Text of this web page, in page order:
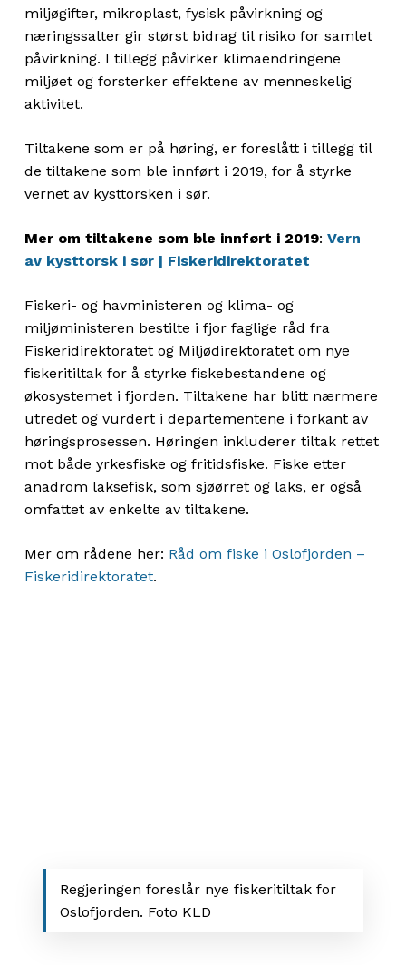
Fiskeforbud alene er likevel ikke nok for å
sikre bærekraftige bestander av torsk og andre
torskefisk. Skal Oslofjorden bli frisk igjen, må
alle de 63 tiltakene i Helhetlig tiltaksplan for
Oslofjorden gjennomføres. Det er avgjørende at
regjeringen tar ansvar gjennom å innføre de
nødvendige reguleringene.
Vennlig hilsen,
miljøgifter, mikroplast, fysisk påvirkning og
næringssalter gir størst bidrag til risiko for samlet
påvirkning. I tillegg påvirker klimaendringene
miljøet og forsterker effektene av menneskelig
aktivitet.
Tiltakene som er på høring, er foreslått i tillegg til
de tiltakene som ble innført i 2019, for å styrke
vernet av kysttorsken i sør.
Mer om tiltakene som ble innført i 2019: Vern
av kysttorsk i sør | Fiskeridirektoratet
Fiskeri- og havministeren og klima- og
miljøministeren bestilte i fjor faglige råd fra
Fiskeridirektoratet og Miljødirektoratet om nye
fiskeritiltak for å styrke fiskebestandene og
økosystemet i fjorden. Tiltakene har blitt nærmere
utredet og vurdert i departementene i forkant av
høringsprosessen. Høringen inkluderer tiltak rettet
mot både yrkesfiske og fritidsfiske. Fiske etter
anadrom laksefisk, som sjøørret og laks, er også
omfattet av enkelte av tiltakene.
Mer om rådene her: Råd om fiske i Oslofjorden –
Fiskeridirektoratet.
Regjeringen foreslår nye fiskeritiltak for
Oslofjorden. Foto KLD